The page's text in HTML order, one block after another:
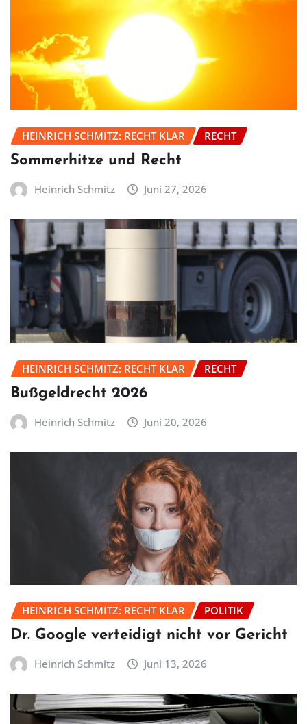
HEINRICH SCHMITZ: RECHT KLAR RECHT
Sommerhitze und Recht
Heinrich Schmitz Juni 27, 2026
HEINRICH SCHMITZ: RECHT KLAR RECHT
Bußgeldrecht 2026
Heinrich Schmitz Juni 20, 2026
HEINRICH SCHMITZ: RECHT KLAR POLITIK
Dr. Google verteidigt nicht vor Gericht
Heinrich Schmitz Juni 13, 2026